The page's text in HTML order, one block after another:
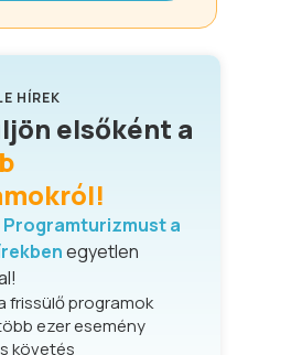
HÍREK
elsőként a
Programturizmust a
egyetlen
frissülő programok
ezer esemény
követés